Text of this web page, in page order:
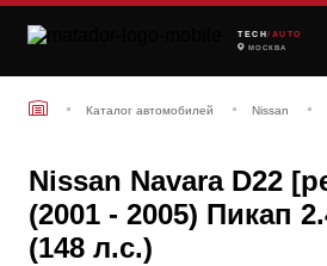
TECH /AUTO
МОСКВА
Каталог автомобилей Nissan
Nissan Navara D22
(2001 - 2005) Пикап
(148 л.с.)